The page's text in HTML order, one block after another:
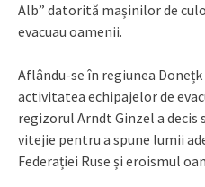
Alb” datorită mașinilor de
evacuau oamenii.
Aflându-se în regiunea
activitatea echipajelor de
regizorul Arndt Ginzel a decis
vitejie pentru a spune lumii
Federației Ruse și eroismul